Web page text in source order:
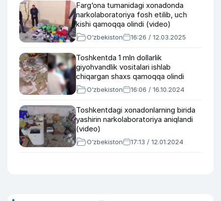
Farg‘ona tumanidagi xonadonda
narkolaboratoriya fosh etilib, uch
kishi qamoqqa olindi (video)
O‘zbekiston 16:26 / 12.03.2025
Toshkentda 1 mln dollarlik
giyohvandlik vositalari ishlab
chiqargan shaxs qamoqqa olindi
O‘zbekiston 16:06 / 16.10.2024
Toshkentdagi xonadonlarning birida
yashirin narkolaboratoriya aniqlandi
(video)
O‘zbekiston 17:13 / 12.01.2024